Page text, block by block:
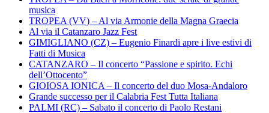
musica
TROPEA (VV) – Al via Armonie della Magna Graecia
Al via il Catanzaro Jazz Fest
GIMIGLIANO (CZ) – Eugenio Finardi apre i live estivi di
Fatti di Musica
CATANZARO – Il concerto “Passione e spirito. Echi
dell’Ottocento”
GIOIOSA IONICA – Il concerto del duo Mosa-Andaloro
Grande successo per il Calabria Fest Tutta Italiana
PALMI (RC) – Sabato il concerto di Paolo Restani